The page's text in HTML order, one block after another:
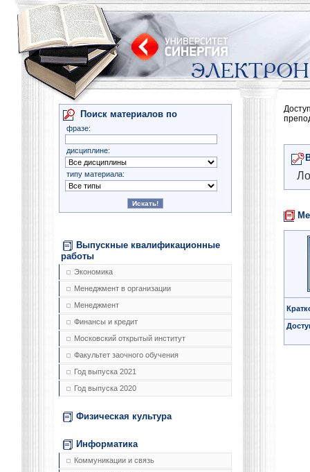
Поиск материалов по
фразе:
дисциплине:
типу материала:
Выпускные квалификационные
работы
Экономика
Менеджмент в организации
Менеджмент
Финансы и кредит
Московский открытый институт
Факультет заочного обучения
Год выпуска 2021
Год выпуска 2020
Физическая культура
Информатика
Коммуникации и связь